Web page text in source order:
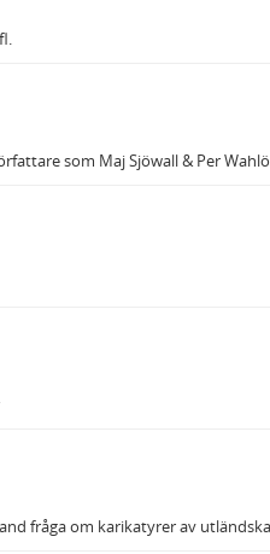
som Maj Sjöwall & Per
fråga om karikatyrer av